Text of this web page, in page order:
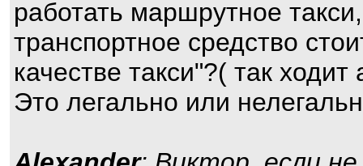
работать маршрутное
транспортное средство
качестве такси"?( так
Это легально или